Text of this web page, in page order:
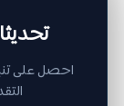
احصل على